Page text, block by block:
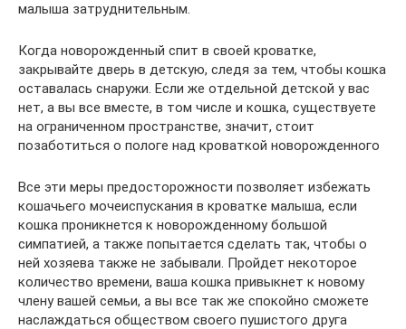
малыша затруднительным.
Когда новорожденный спит в своей кроватке,
закрывайте дверь в детскую, следя за тем, чтобы кошка
оставалась снаружи. Если же отдельной детской у вас
нет, а вы все вместе, в том числе и кошка, существуете
на ограниченном пространстве, значит, стоит
позаботиться о пологе над кроваткой новорожденного
Все эти меры предосторожности позволяет избежать
кошачьего мочеиспускания в кроватке малыша, если
кошка проникнется к новорожденному большой
симпатией, а также попытается сделать так, чтобы о
ней хозяева также не забывали. Пройдет некоторое
количество времени, ваша кошка привыкнет к новому
члену вашей семьи, а вы все так же спокойно сможете
наслаждаться обществом своего пушистого друга